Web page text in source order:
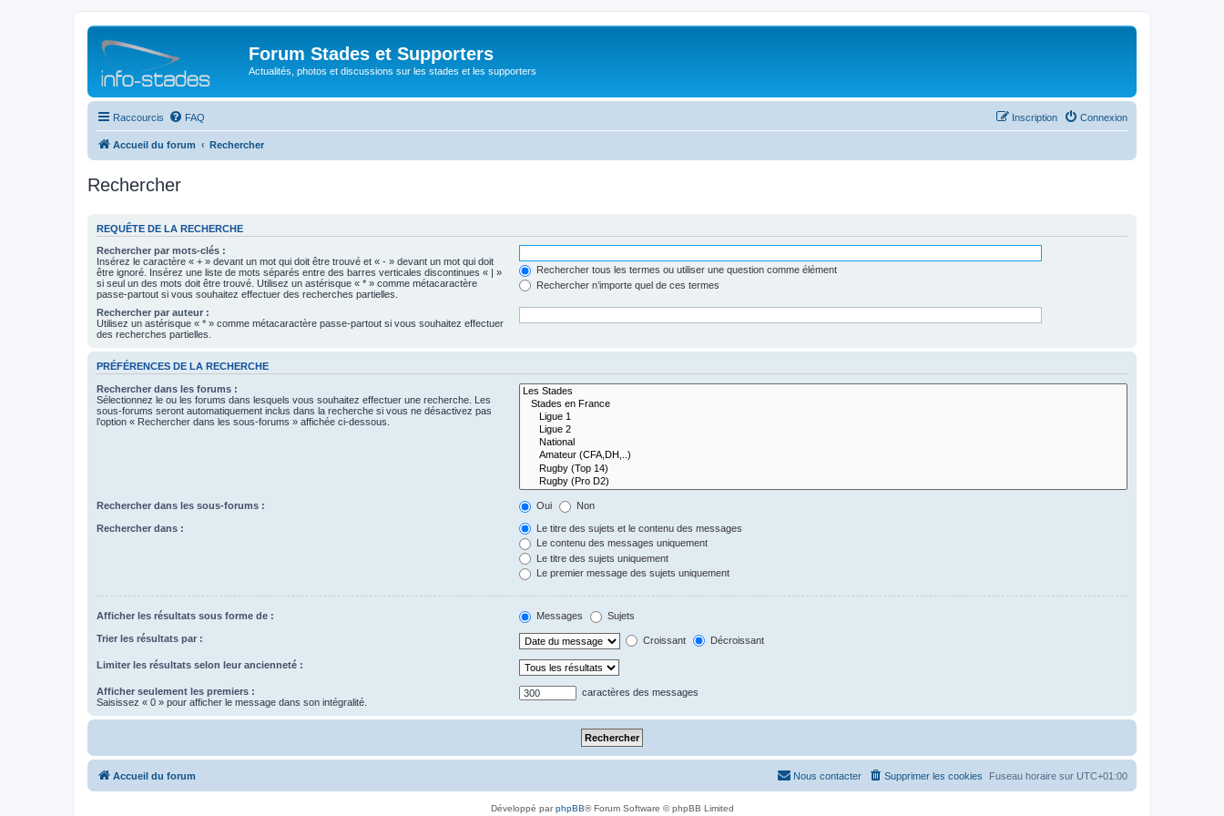
Forum Stades et Supporters
Actualités, photos et discussions sur les stades et les supporters
Raccourcis FAQ Connexion
Inscription
Accueil du forum Rechercher
Rechercher
REQUÊTE DE LA RECHERCHE
Rechercher par mots-clés :
Insérez le caractère « + » devant un mot qui doit être trouvé et « - » devant un mot qui doit
être ignoré. Insérez une liste de mots séparés entre des barres verticales discontinues « | »
si seul un des mots doit être trouvé. Utilisez un astérisque « * » comme métacaractère
passe-partout si vous souhaitez effectuer des recherches partielles.
Rechercher tous les termes ou utiliser une question comme élément
Rechercher n’importe quel de ces termes
Rechercher par auteur :
Utilisez un astérisque « * » comme métacaractère passe-partout si vous souhaitez effectuer
des recherches partielles.
PRÉFÉRENCES DE LA RECHERCHE
Rechercher dans les forums :
Sélectionnez le ou les forums dans lesquels vous souhaitez effectuer une recherche. Les
sous-forums seront automatiquement inclus dans la recherche si vous ne désactivez pas
l’option « Rechercher dans les sous-forums » affichée ci-dessous.
Rechercher dans les sous-forums : Oui Non
Rechercher dans :
Le titre des sujets et le contenu des messages
Le contenu des messages uniquement
Le titre des sujets uniquement
Le premier message des sujets uniquement
Afficher les résultats sous forme de : Messages Sujets
Trier les résultats par : Croissant Décroissant
Limiter les résultats selon leur ancienneté :
Afficher seulement les premiers :
Saisissez « 0 » pour afficher le message dans son intégralité.
caractères des messages
Accueil du forum Fuseau horaire sur UTC+01:00
Supprimer les cookies
Nous contacter
Développé parphpBB® Forum Software © phpBB Limited